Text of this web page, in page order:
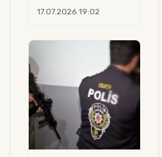
17.07.2026 19:02